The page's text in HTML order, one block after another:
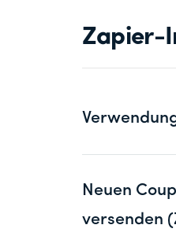
Zapier-
Neuen
versenden